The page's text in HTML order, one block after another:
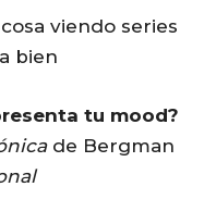
viendo series
bien
tu mood?
de Bergman